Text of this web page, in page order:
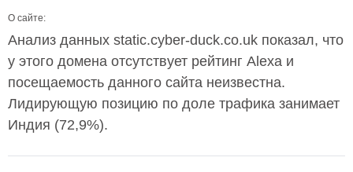
О сайте:
Анализ данных static.cyber-duck.co.uk показал, что
у этого домена отсутствует рейтинг Alexa и
посещаемость данного сайта неизвестна.
Лидирующую позицию по доле трафика занимает
Индия (72,9%).